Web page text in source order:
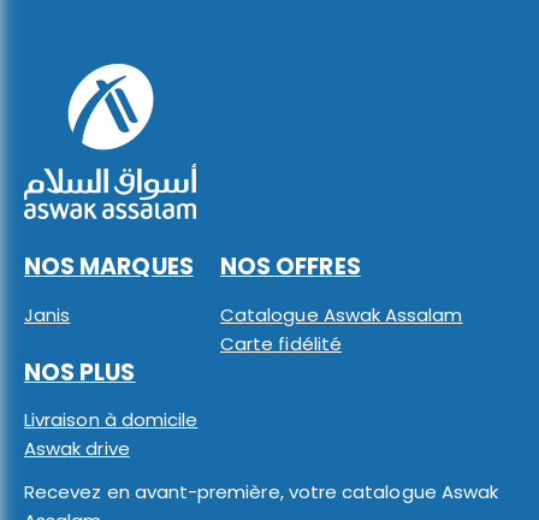
NOS MARQUES
Janis
NOS OFFRES
Catalogue Aswak Assalam
Carte fidélité
NOS PLUS
Livraison à domicile
Aswak drive
Recevez en avant-première, votre catalogue Aswak